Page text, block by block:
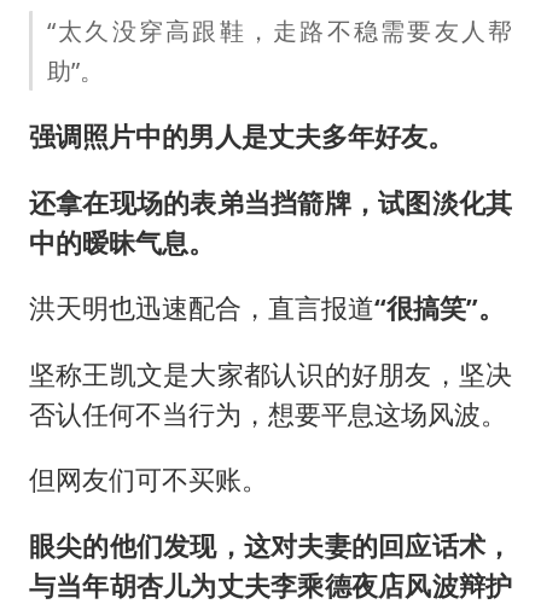
“太久没穿高跟鞋，走路不稳需要友人帮
助”。
强调照片中的男人是丈夫多年好友。
还拿在现场的表弟当挡箭牌，试图淡化其
中的暧昧气息。
洪天明也迅速配合，直言报道“很搞笑”。
坚称王凯文是大家都认识的好朋友，坚决
否认任何不当行为，想要平息这场风波。
但网友们可不买账。
眼尖的他们发现，这对夫妻的回应话术，
与当年胡杏儿为丈夫李乘德夜店风波辩护